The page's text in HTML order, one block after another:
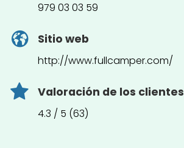
979 03 03 59
Sitio web
http://www.fullcamper.com/
Valoración de los clientes
4.3 / 5 (63)